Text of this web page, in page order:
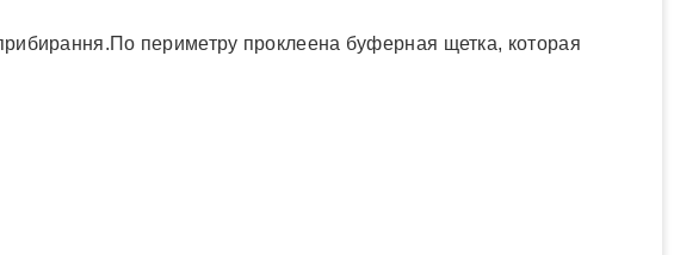
периметру проклеена буферная щетка, которая